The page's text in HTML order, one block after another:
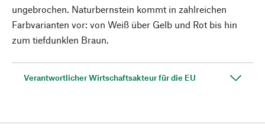
ungebrochen. Naturbernstein kommt in zahlreichen
Farbvarianten vor: von Weiß über Gelb und Rot bis hin
zum tiefdunklen Braun.
Verantwortlicher Wirtschaftsakteur für die EU